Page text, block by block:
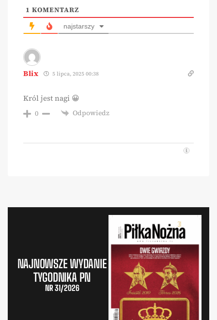
1 KOMENTARZ
najstarszy
Blix 5 lipca, 2025 00:38
Król jest nagi 😀
0 Odpowiedz
NAJNOWSZE WYDANIE
TYGODNIKA PN
NR 31/2026